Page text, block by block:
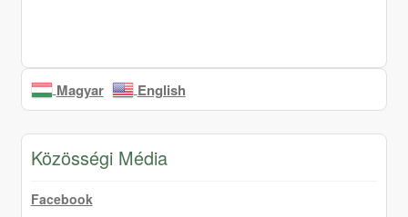
Magyar English
Közösségi Média
Facebook